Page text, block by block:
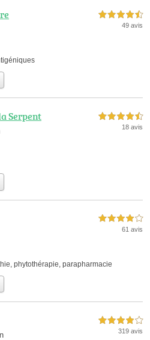
4,5 étoiles sur 5
49 avis
Serpent 4,5 étoiles sur 5
18 avis
4,0 étoiles sur 5
61 avis
phytothérapie parapharmacie
4,0 étoiles sur 5
319 avis